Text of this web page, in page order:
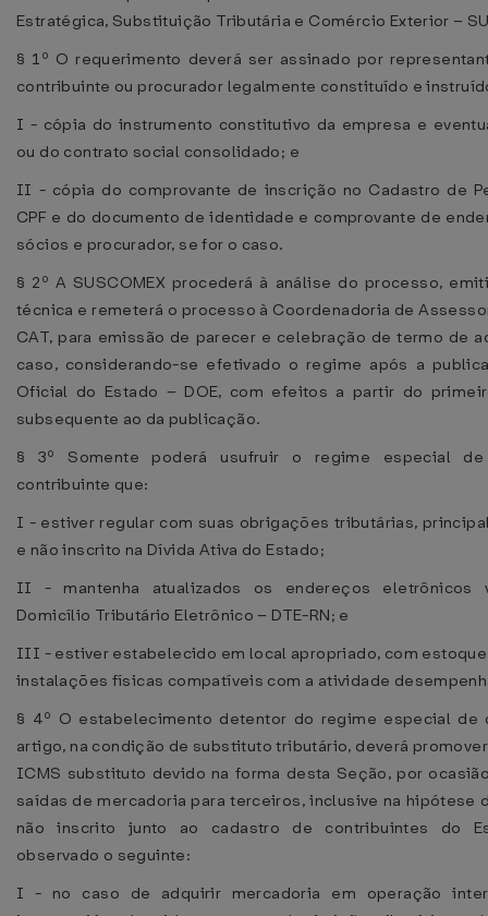
Estratégica, Substituição Tributária e Comércio Exterior –
§ 1º O requerimento deverá ser assinado por
contribuinte ou procurador legalmente constituído e
I - cópia do instrumento constitutivo da empresa e
ou do contrato social consolidado; e
II - cópia do comprovante de inscrição no Cadastro de
CPF e do documento de identidade e comprovante de
sócios e procurador, se for o caso.
§ 2º A SUSCOMEX procederá à análise do processo,
técnica e remeterá o processo à Coordenadoria de
CAT, para emissão de parecer e celebração de termo de
caso, considerando-se efetivado o regime após a
Oficial do Estado – DOE, com efeitos a partir do
subsequente ao da publicação.
§ 3º Somente poderá usufruir o regime especial
contribuinte que:
I - estiver regular com suas obrigações tributárias,
e não inscrito na Dívida Ativa do Estado;
II - mantenha atualizados os endereços eletrônicos
Domicílio Tributário Eletrônico – DTE-RN; e
III - estiver estabelecido em local apropriado, com
instalações físicas compatíveis com a atividade
§ 4º O estabelecimento detentor do regime especial de
artigo, na condição de substituto tributário, deverá
ICMS substituto devido na forma desta Seção, por
saídas de mercadoria para terceiros, inclusive na hipótese
não inscrito junto ao cadastro de contribuintes do
observado o seguinte:
I - no caso de adquirir mercadoria em operação